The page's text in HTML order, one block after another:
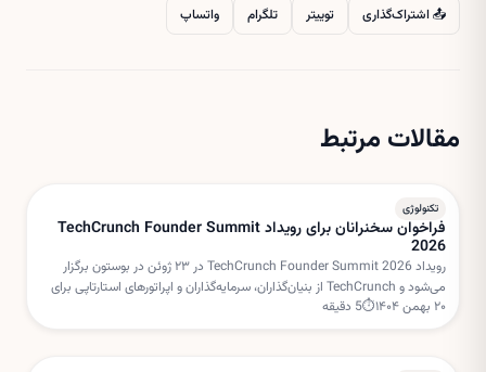
📤 اشتراک‌گذاری توییتر تلگرام واتساپ
مقالات مرتبط
تکنولوژی
فراخوان سخنرانان برای رویداد TechCrunch Founder Summit
2026
رویداد TechCrunch Founder Summit 2026 در ۲۳ ژوئن در بوستون برگزار
می‌شود و TechCrunch از بنیان‌گذاران، سرمایه‌گذاران و اپراتورهای استارتاپی برای
هدایت میزگردهای تعاملی دعوت کرده است.
۲۰ بهمن ۱۴۰۴ ⏱
5 دقیقه